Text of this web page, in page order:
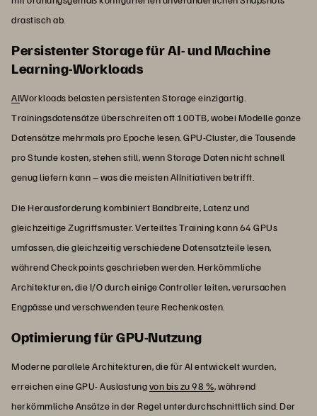
drastisch ab.
Persistenter Storage für AI- und Machine
Learning-Workloads
AIWorkloads belasten persistenten Storage einzigartig.
Trainingsdatensätze überschreiten oft 100TB, wobei Modelle ganze
Datensätze mehrmals pro Epoche lesen. GPU-Cluster, die Tausende
pro Stunde kosten, stehen still, wenn Storage Daten nicht schnell
genug liefern kann – was die meisten AIInitiativen betrifft.
Die Herausforderung kombiniert Bandbreite, Latenz und
gleichzeitige Zugriffsmuster. Verteiltes Training kann 64 GPUs
umfassen, die gleichzeitig verschiedene Datensatzteile lesen,
während Checkpoints geschrieben werden. Herkömmliche
Architekturen, die I/O durch einige Controller leiten, verursachen
Engpässe und verschwenden teure Rechenkosten.
Optimierung für GPU-Nutzung
Moderne parallele Architekturen, die für AI entwickelt wurden,
erreichen eine GPU- Auslastungvon bis zu 98 %, während
herkömmliche Ansätze in der Regel unterdurchschnittlich sind. Der